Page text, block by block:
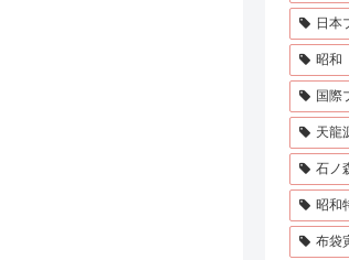
日本
昭和
国際
天龍
石ノ
昭和
布袋